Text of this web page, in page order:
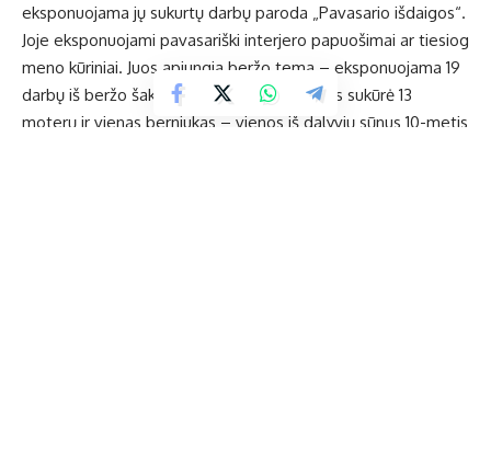
eksponuojama jų sukurtų darbų paroda „Pavasario išdaigos“.
Joje eksponuojami pavasariški interjero papuošimai ar tiesiog
meno kūriniai. Juos apjungia beržo tema – eksponuojama 19
darbų iš beržo šakelių, vytelių, gėlių. Darbus sukūrė 13
moterų ir vienas berniukas – vienos iš dalyvių sūnus 10-metis